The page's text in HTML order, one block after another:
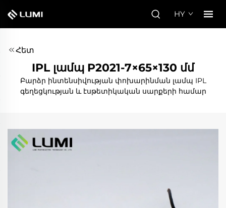
HY
Հետ
IPL լամպ P2021-7×65×130 մմ
Բարձր ինտենսիվության փոխարինման լամպ IPL
գեղեցկության և էսթետիկական սարքերի համար